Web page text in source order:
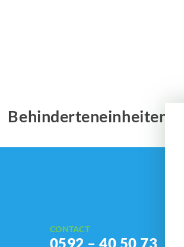
Behinderteneinheiten
CONTACT
0592 – 40 50 73